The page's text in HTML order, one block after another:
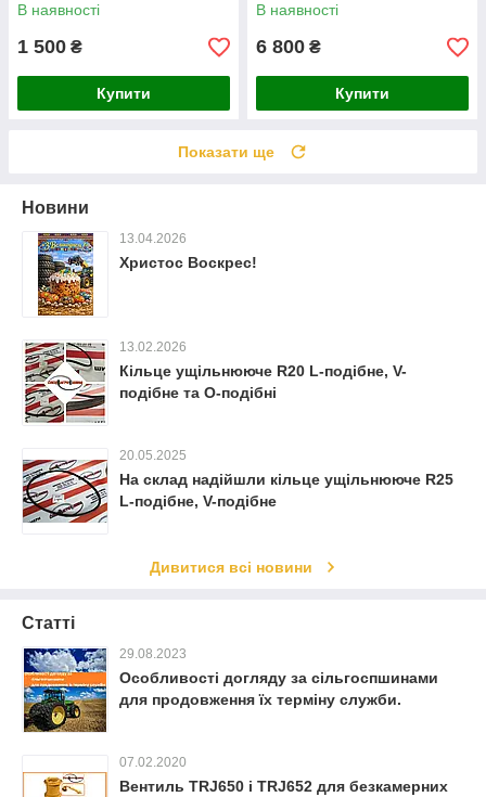
В наявності
1 500 ₴
Купити
В наявності
6 800 ₴
Купити
Показати ще
Новини
13.04.2026
Христос Воскрес!
13.02.2026
Кільце ущільнююче R20 L-подібне, V-
подібне та O-подібні
20.05.2025
На склад надійшли кільце ущільнююче R25
L-подібне, V-подібне
Дивитися всі новини
Статті
29.08.2023
Особливості догляду за сільгоспшинами
для продовження їх терміну служби.
07.02.2020
Вентиль TRJ650 і TRJ652 для безкамерних